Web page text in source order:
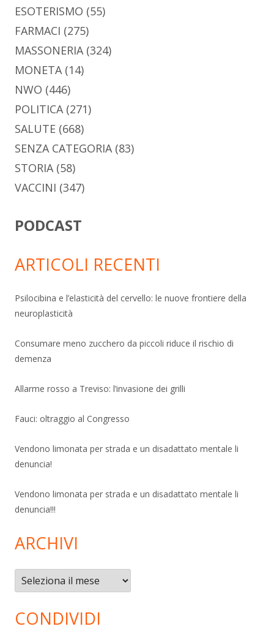
ESOTERISMO (55)
FARMACI (275)
MASSONERIA(324)
MONETA(14)
NWO (446)
POLITICA(271)
SALUTE (668)
SENZA CATEGORIA(83)
STORIA(58)
VACCINI (347)
PODCAST
ARTICOLI RECENTI
Psilocibina e l’elasticità del cervello: le nuove frontiere della
neuroplasticità
Consumare meno zucchero da piccoli riduce il rischio di
demenza
Allarme rosso a Treviso: l’invasione dei grilli
Fauci: oltraggio al Congresso
Vendono limonata per strada e un disadattato mentale li
denuncia!
Vendono limonata per strada e un disadattato mentale li
denuncia!!!
ARCHIVI
Archivi
CONDIVIDI